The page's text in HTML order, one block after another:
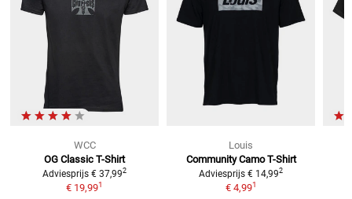
WCC
OG Classic T-Shirt
Adviesprijs € 37,992
€ 19,991
Louis
Community Camo T-Shirt
Adviesprijs € 14,992
€ 4,991